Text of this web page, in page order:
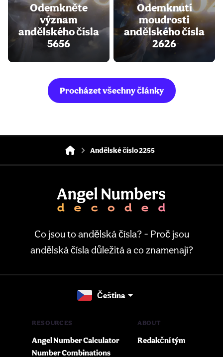
Odemkněte
význam
andělského čísla
5656
Odemknutí
moudrosti
andělského čísla
2626
Procházet všechny články
Andělské číslo 2255
Co jsou to andělská čísla? - Proč jsou
andělská čísla důležitá a co znamenají?
Čeština
RESOURCES
Angel Number Calculator
Number Combinations
ABOUT
Redakční tým